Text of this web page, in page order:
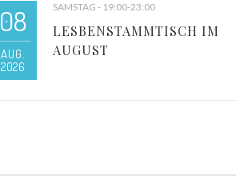
08
AUG.
2026
SAMSTAG - 19:00-23:00
LESBENSTAMMTISCH IM
AUGUST